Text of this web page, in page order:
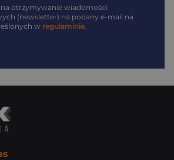
na otrzymywanie wiadomości
(newsletter) na podany e-mail na
w regulaminie.